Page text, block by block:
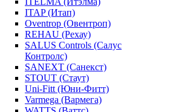
ITAP (Итап)
Oventrop (Овентроп)
REHAU (Рехау)
SALUS Controls (Салус
Контролс)
SANEXT (Санекст)
STOUT (Стаут)
Uni-Fitt (Юни-Фитт)
Varmega (Вармега)